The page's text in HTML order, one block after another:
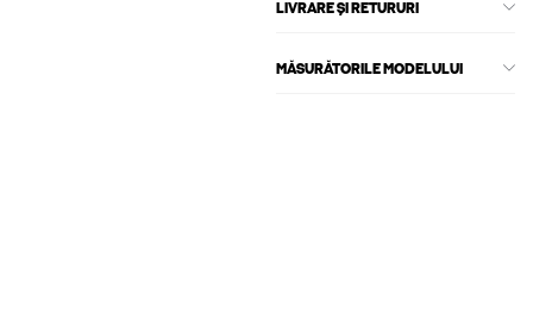
LIVRARE ȘI RETURURI
MĂSURĂTORILE MODELULUI